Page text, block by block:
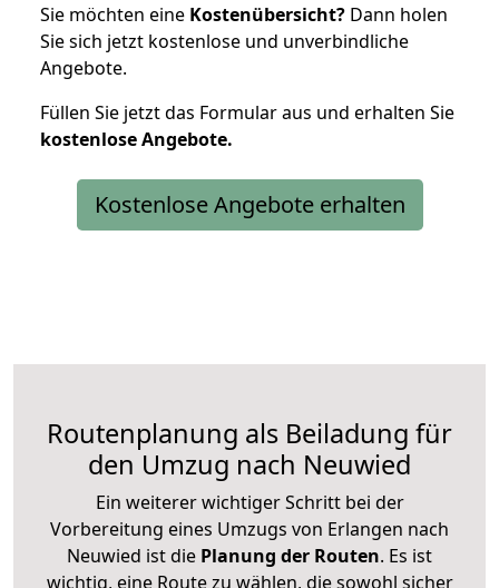
Sie möchten eine Kostenübersicht? Dann holen
Sie sich jetzt kostenlose und unverbindliche
Angebote.
Füllen Sie jetzt das Formular aus und erhalten Sie
kostenloseAngebote.
Kostenlose Angebote erhalten
Routenplanung als Beiladung für
den Umzug nach Neuwied
Ein weiterer wichtiger Schritt bei der
Vorbereitung eines Umzugs von Erlangen nach
Neuwied ist die Planung der Routen. Es ist
wichtig, eine Route zu wählen, die sowohl sicher